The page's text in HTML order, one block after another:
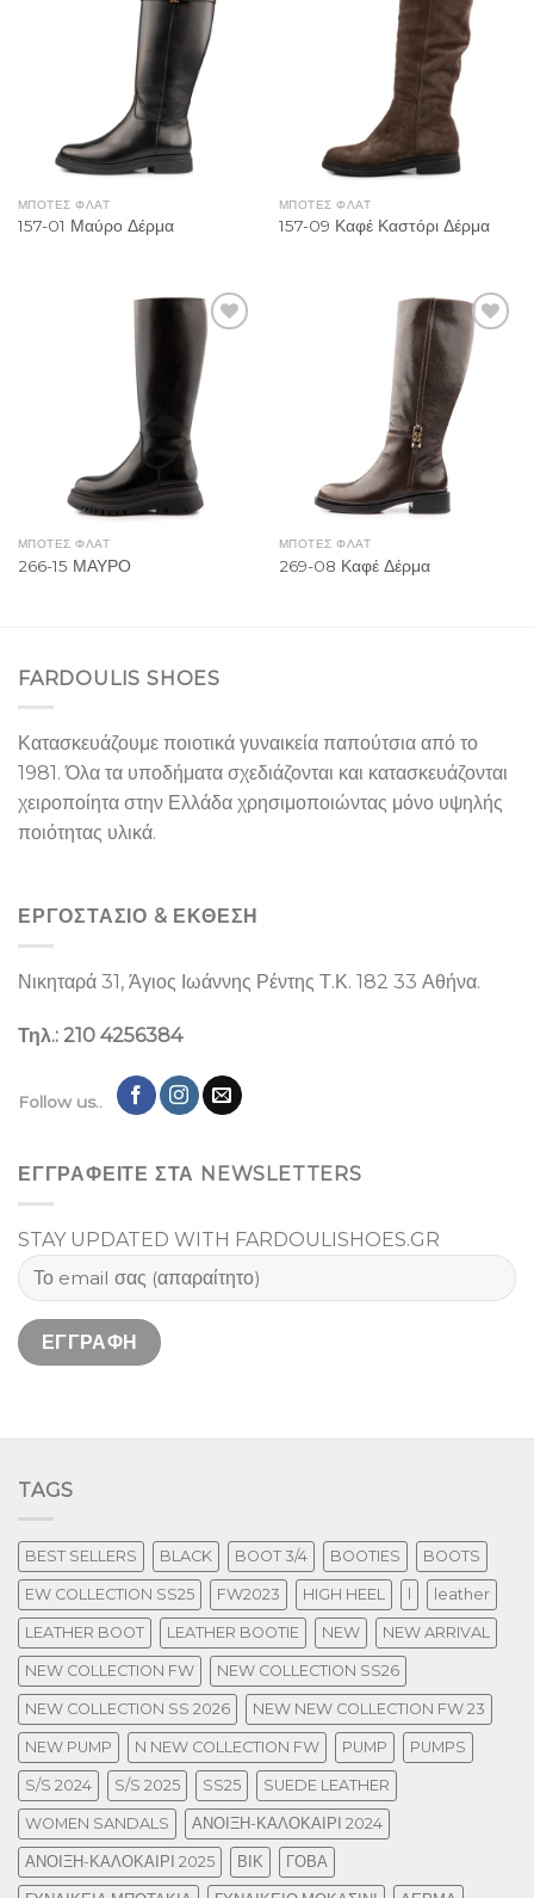
Add to
Wishlist
ΜΠΟΤΕΣ ΦΛΑΤ
157-01 Μαύρο Δέρμα
Add to
Wishlist
ΜΠΟΤΕΣ ΦΛΑΤ
157-09 Καφέ Καστόρι Δέρμα
Add to
Wishlist
ΜΠΟΤΕΣ ΦΛΑΤ
266-15 ΜΑΥΡΟ
Add to
Wishlist
ΜΠΟΤΕΣ ΦΛΑΤ
269-08 Καφέ Δέρμα
FARDOULIS SHOES
Κατασκευάζουμε ποιοτικά γυναικεία παπούτσια από το
1981. Όλα τα υποδήματα σχεδιάζονται και κατασκευάζονται
χειροποίητα στην Ελλάδα χρησιμοποιώντας μόνο υψηλής
ποιότητας υλικά.
ΕΡΓΟΣΤΑΣΙΌ & ΕΚΘΕΣΉ
Νικηταρά 31, Άγιος Ιωάννης Ρέντης Τ.Κ. 182 33 Αθήνα.
Τηλ.: 210 4256384
Follow us..
ΕΓΓΡΑΦΕΙΤΕ ΣΤΑ NEWSLETTERS
STAY UPDATED WITH FARDOULISHOES.GR
TAGS
BEST SELLERS BLACK BOOT 3/4 BOOTIES BOOTS
EW COLLECTION SS25 FW2023 HIGH HEEL leather
LEATHER BOOT LEATHER BOOTIE NEW NEW ARRIVAL
NEW COLLECTION FW NEW COLLECTION SS26
NEW COLLECTION SS 2026 NEW NEW COLLECTION FW 23
NEW PUMP N NEW COLLECTION FW PUMP PUMPS
S/S 2024 S/S 2025 SS25 SUEDE LEATHER
WOMEN SANDALS ΑΝΟΙΞΗ-ΚΑΛΟΚΑΙΡΙ 2024
ΑΝΟΙΞΗ-ΚΑΛΟΚΑΙΡΙ 2025 ΒΙΚ ΓΟΒΑ